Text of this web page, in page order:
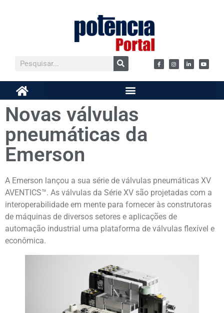
Novas válvulas
pneumáticas da
Emerson
A Emerson lançou a sua série de válvulas pneumáticas XV
AVENTICS™. As válvulas da Série XV são projetadas com a
interoperabilidade em mente para fornecer às construtoras
de máquinas de diversos setores e aplicações de
automação industrial uma plataforma de válvulas flexível e
econômica.